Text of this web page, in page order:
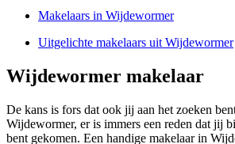
Makelaars in Wijdewormer
Uitgelichte makelaars uit Wijdewormer
Wijdewormer makelaar
De kans is fors dat ook jij aan het zoeken
Wijdewormer, er is immers een reden dat jij
bent gekomen. Een handige makelaar in